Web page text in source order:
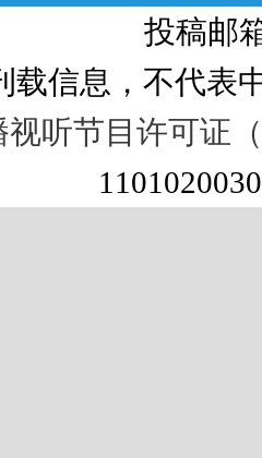
投稿邮
载信息，不代表
视听节目许可证